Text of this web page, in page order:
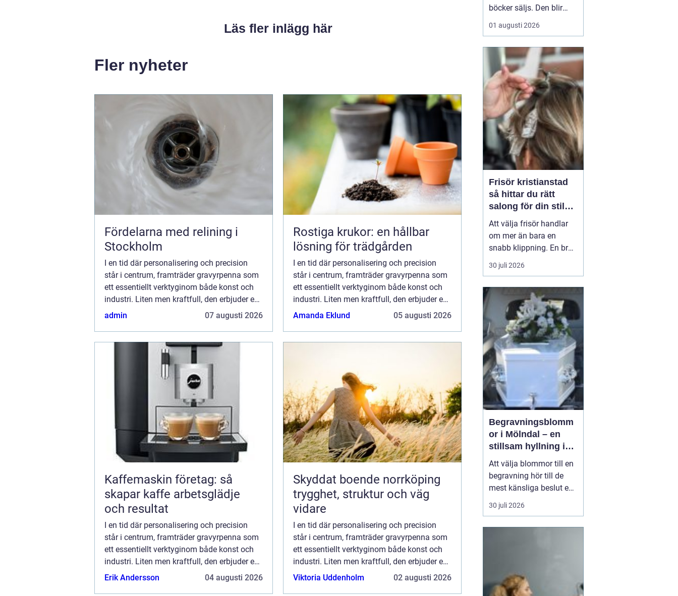
Läs fler inlägg här
Fler nyheter
Fördelarna med relining i
Stockholm
I en tid där personalisering och precision
står i centrum, framträder gravyrpenna som
ett essentiellt verktyginom både konst och
industri. Liten men kraftfull, den erbjuder en
värld av möjligheter för dem som vill...
admin 07 augusti 2026
Rostiga krukor: en hållbar
lösning för trädgården
I en tid där personalisering och precision
står i centrum, framträder gravyrpenna som
ett essentiellt verktyginom både konst och
industri. Liten men kraftfull, den erbjuder en
värld av möjligheter för dem som vill...
Amanda Eklund 05 augusti 2026
Kaffemaskin företag: så
skapar kaffe arbetsglädje
och resultat
I en tid där personalisering och precision
står i centrum, framträder gravyrpenna som
ett essentiellt verktyginom både konst och
industri. Liten men kraftfull, den erbjuder en
värld av möjligheter för dem som vill...
Erik Andersson 04 augusti 2026
Skyddat boende norrköping
trygghet, struktur och väg
vidare
I en tid där personalisering och precision
står i centrum, framträder gravyrpenna som
ett essentiellt verktyginom både konst och
industri. Liten men kraftfull, den erbjuder en
värld av möjligheter för dem som vill...
Viktoria Uddenholm 02 augusti 2026
böcker säljs. Den blir
snabbt en naturlig
mötesplats för
fördjupning, eftertanke
och nya perspektiv. I en
universitetsstad med
stark kyrklig tradition...
01 augusti 2026
Frisör kristianstad
så hittar du rätt
salong för din stil
och vardag
Att välja frisör handlar
om mer än bara en
snabb klippning. En bra
salong blir ofta en trygg
punkt i vardagen, där
lyhördhet och atmosfär
väger lika tungt. I en
stad som Kristianstad
finns många alternativ,
men hur skiljer man ut
de...
30 juli 2026
Begravningsblomm
or i Mölndal – en
stillsam hyllning i
livets svåraste
stund
Att välja blommor till en
begravning hör till de
mest känsliga beslut en
anhörig ställs inför. Mitt i
sorg och praktiska
30 juli 2026